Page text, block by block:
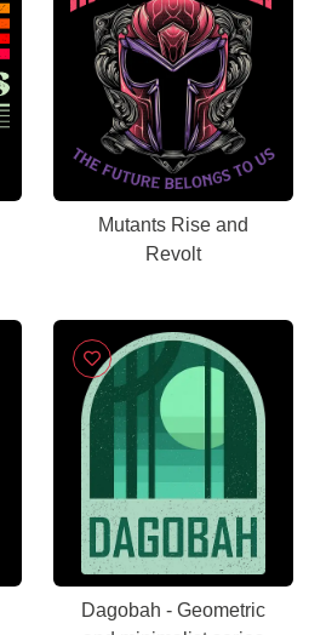
Mutants Rise and
Revolt
Dagobah - Geometric